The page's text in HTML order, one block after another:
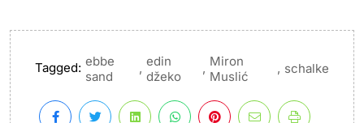
Tagged: ebbe
sand
, edin
džeko
, Miron
Muslić
, schalke